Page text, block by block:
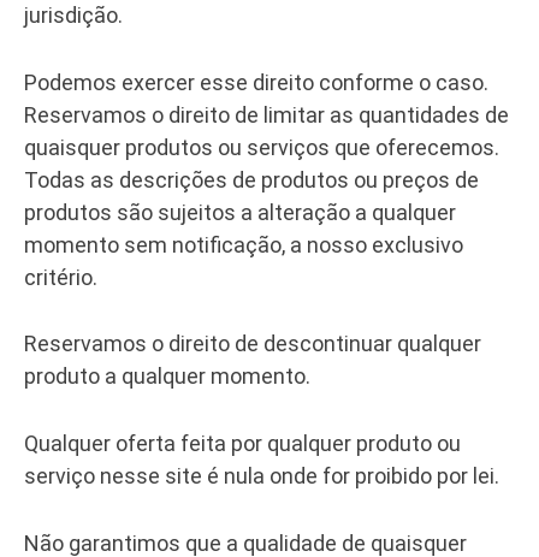
jurisdição.
Podemos exercer esse direito conforme o caso.
Reservamos o direito de limitar as quantidades de
quaisquer produtos ou serviços que oferecemos.
Todas as descrições de produtos ou preços de
produtos são sujeitos a alteração a qualquer
momento sem notificação, a nosso exclusivo
critério.
Reservamos o direito de descontinuar qualquer
produto a qualquer momento.
Qualquer oferta feita por qualquer produto ou
serviço nesse site é nula onde for proibido por lei.
Não garantimos que a qualidade de quaisquer